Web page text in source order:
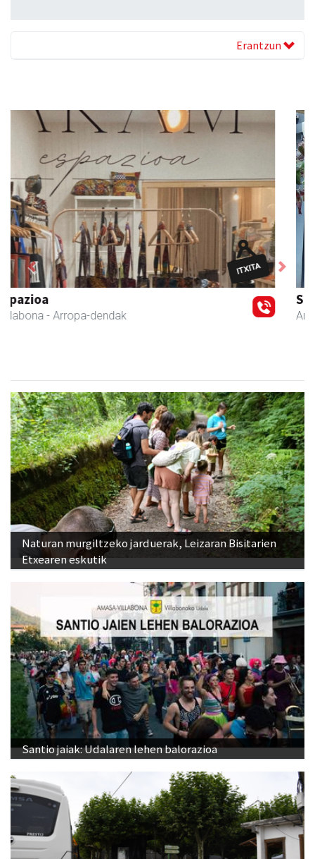
Erantzun
Sahatsa belar-denda eta dietetika zentrua
Amasa-Villabona - Belar-denda
Previous Next
Naturan murgiltzeko jarduerak, Leizaran Bisitarien
Etxearen eskutik
Santio jaiak: Udalaren lehen balorazioa